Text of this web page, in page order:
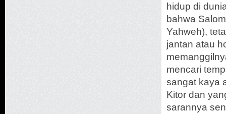
hidup di
bahwa
Yahweh),
jantan atau
mencari
sangat kaya
Kitor dan
sarannya